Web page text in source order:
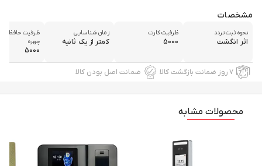
مشخصات
نحوه ثبت تردد
اثر انگشت
ظرفیت کارت
5000
زمان شناسایی
کمتر از یک ثانیه
ظرفیت حافظه
چهره
5000
۷ روز ضمانت بازگشت کالا ضمانت اصل بودن کالا
محصولات مشابه